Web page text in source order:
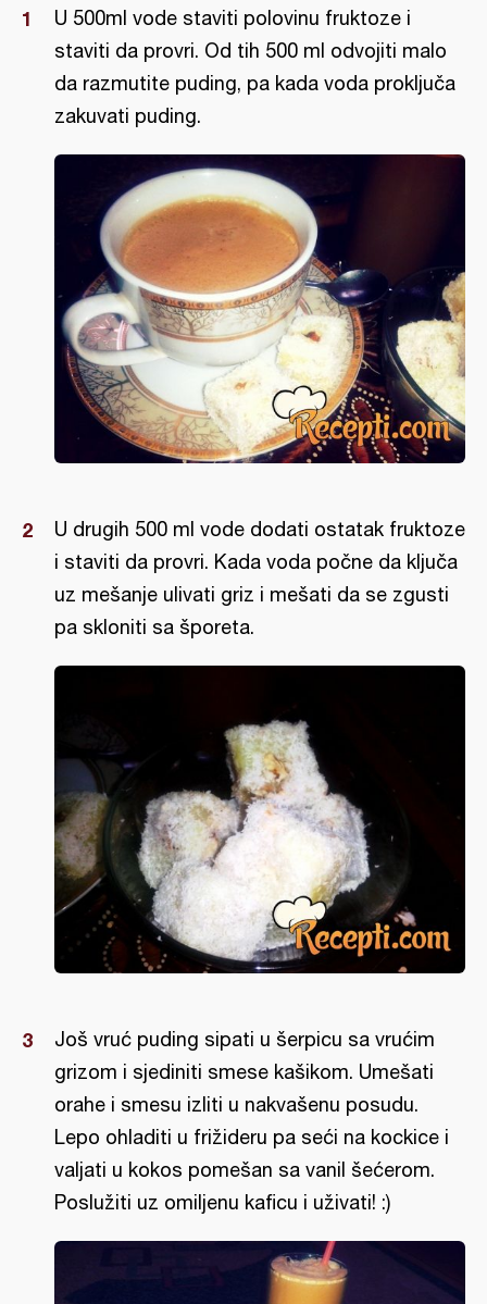
U 500ml vode staviti polovinu fruktoze i
staviti da provri. Od tih 500 ml odvojiti malo
da razmutite puding, pa kada voda proključa
zakuvati puding.
U drugih 500 ml vode dodati ostatak fruktoze
i staviti da provri. Kada voda počne da ključa
uz mešanje ulivati griz i mešati da se zgusti
pa skloniti sa šporeta.
Još vruć puding sipati u šerpicu sa vrućim
grizom i sjediniti smese kašikom. Umešati
orahe i smesu izliti u nakvašenu posudu.
Lepo ohladiti u frižideru pa seći na kockice i
valjati u kokos pomešan sa vanil šećerom.
Poslužiti uz omiljenu kaficu i uživati! :)